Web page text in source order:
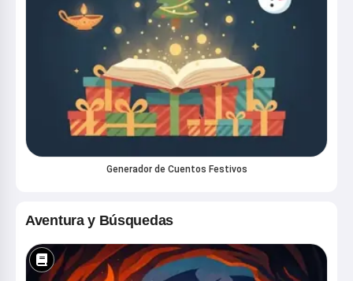
Generador de Cuentos Festivos
Aventura y Búsquedas